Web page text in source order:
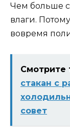
Чем больше
влаги.
вовремя
Смотрите
стакан с
совет